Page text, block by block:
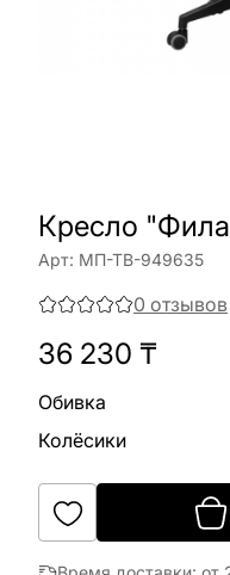
Кресло
Арт: МП-ТВ-949635
0 отзывов
36 230 ₸
Обивка
Колёсики